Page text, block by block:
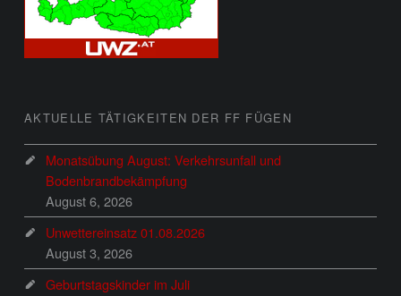
AKTUELLE TÄTIGKEITEN DER FF FÜGEN
Monatsübung August: Verkehrsunfall und
Bodenbrandbekämpfung
August 6, 2026
Unwettereinsatz 01.08.2026
August 3, 2026
Geburtstagskinder im Juli